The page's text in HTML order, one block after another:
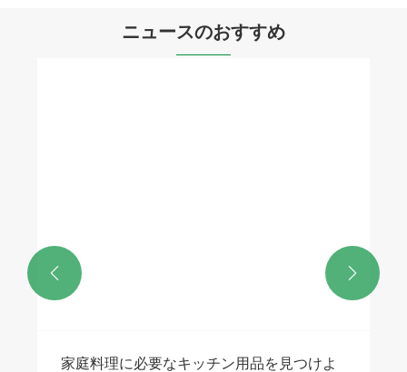
ニュースのおすすめ
家庭料理に必要なキッチン用品を見つけよ
 